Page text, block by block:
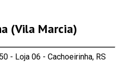
(Vila Marcia)
- Loja 06 - Cachoeirinha, RS